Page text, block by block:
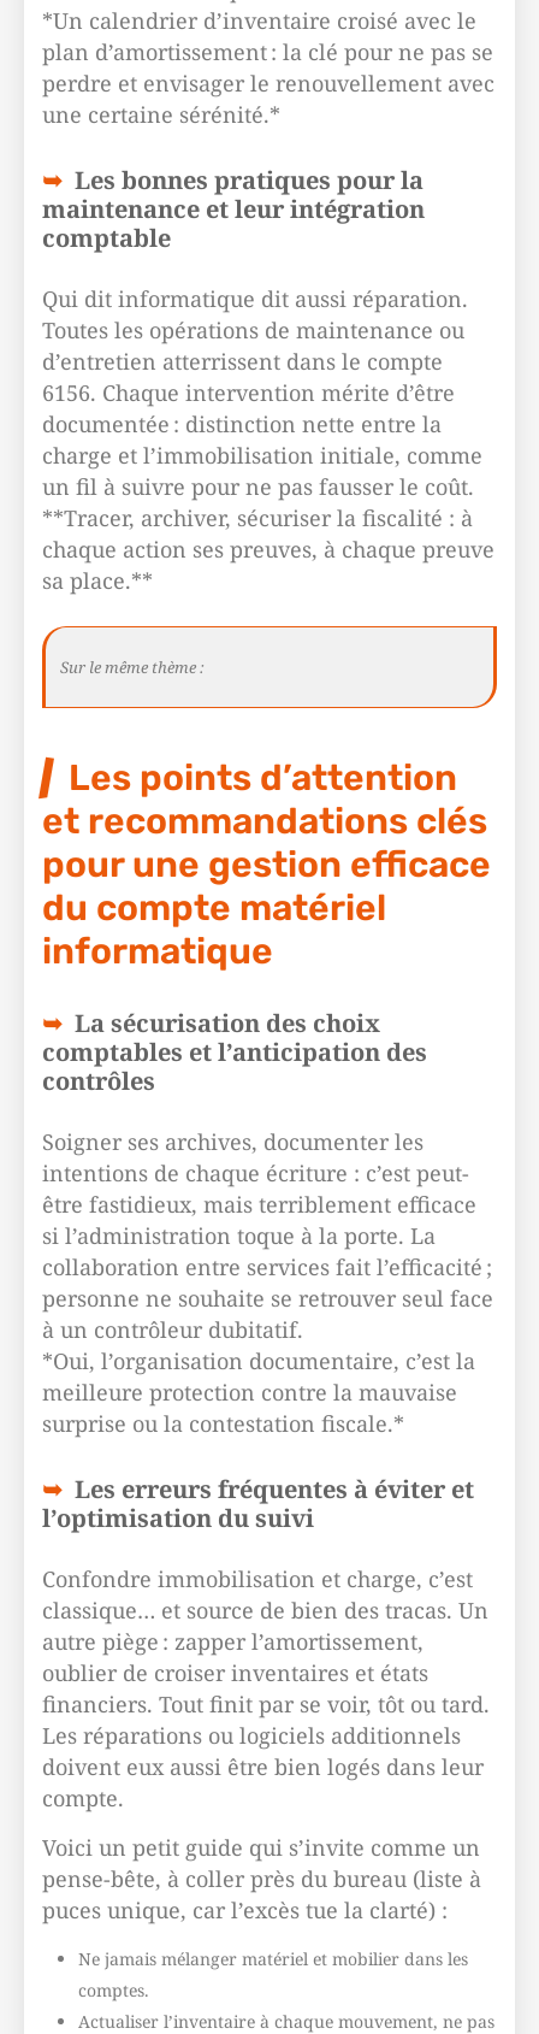
*Un calendrier d’inventaire croisé avec le
plan d’amortissement : la clé pour ne pas se
perdre et envisager le renouvellement avec
une certaine sérénité.*
Les bonnes pratiques pour la
maintenance et leur intégration
comptable
Qui dit informatique dit aussi réparation.
Toutes les opérations de maintenance ou
d’entretien atterrissent dans le compte
6156. Chaque intervention mérite d’être
documentée : distinction nette entre la
charge et l’immobilisation initiale, comme
un fil à suivre pour ne pas fausser le coût.
**Tracer, archiver, sécuriser la fiscalité : à
chaque action ses preuves, à chaque preuve
sa place.**
Sur le même thème :
Les points d’attention
et recommandations clés
pour une gestion efficace
du compte matériel
informatique
La sécurisation des choix
comptables et l’anticipation des
contrôles
Soigner ses archives, documenter les
intentions de chaque écriture : c’est peut-
être fastidieux, mais terriblement efficace
si l’administration toque à la porte. La
collaboration entre services fait l’efficacité ;
personne ne souhaite se retrouver seul face
à un contrôleur dubitatif.
*Oui, l’organisation documentaire, c’est la
meilleure protection contre la mauvaise
surprise ou la contestation fiscale.*
Les erreurs fréquentes à éviter et
l’optimisation du suivi
Confondre immobilisation et charge, c’est
classique… et source de bien des tracas. Un
autre piège : zapper l’amortissement,
oublier de croiser inventaires et états
financiers. Tout finit par se voir, tôt ou tard.
Les réparations ou logiciels additionnels
doivent eux aussi être bien logés dans leur
compte.
Voici un petit guide qui s’invite comme un
pense-bête, à coller près du bureau (liste à
puces unique, car l’excès tue la clarté) :
Ne jamais mélanger matériel et mobilier dans les
comptes.
Actualiser l’inventaire à chaque mouvement, ne pas